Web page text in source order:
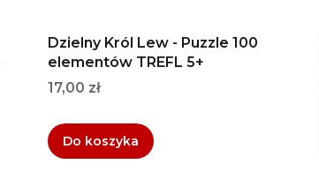
Dzielny Król Lew - Puzzle 100
elementów TREFL 5+
Cena
17,00 zł
Do koszyka